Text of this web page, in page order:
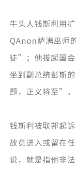
牛头人钱斯利用
QAnon萨满巫师
徒”；他拔起国
坐到副总统彭斯
题，正义将至”。
钱斯利被联邦起
故意进入或留在
说，就是指他非